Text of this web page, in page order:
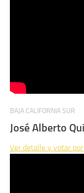
BAJA CALIFORNIA SUR
José Alberto
Ver detalle y votar